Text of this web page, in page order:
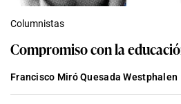
Columnistas
Compromiso con la
Francisco Miró Quesada Westphalen